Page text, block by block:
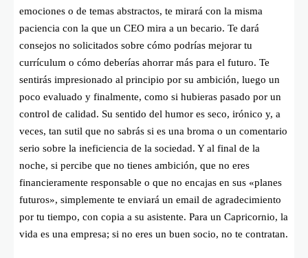
emociones o de temas abstractos, te mirará con la misma
paciencia con la que un CEO mira a un becario. Te dará
consejos no solicitados sobre cómo podrías mejorar tu
currículum o cómo deberías ahorrar más para el futuro. Te
sentirás impresionado al principio por su ambición, luego un
poco evaluado y finalmente, como si hubieras pasado por un
control de calidad. Su sentido del humor es seco, irónico y, a
veces, tan sutil que no sabrás si es una broma o un comentario
serio sobre la ineficiencia de la sociedad. Y al final de la
noche, si percibe que no tienes ambición, que no eres
financieramente responsable o que no encajas en sus «planes
futuros», simplemente te enviará un email de agradecimiento
por tu tiempo, con copia a su asistente. Para un Capricornio, la
vida es una empresa; si no eres un buen socio, no te contratan.